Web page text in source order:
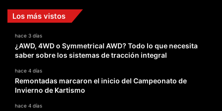
Los más vistos
hace 3 días
¿AWD, 4WD o Symmetrical AWD? Todo lo que necesita
saber sobre los sistemas de tracción integral
hace 4 días
Remontadas marcaron el inicio del Campeonato de
Invierno de Kartismo
hace 4 días